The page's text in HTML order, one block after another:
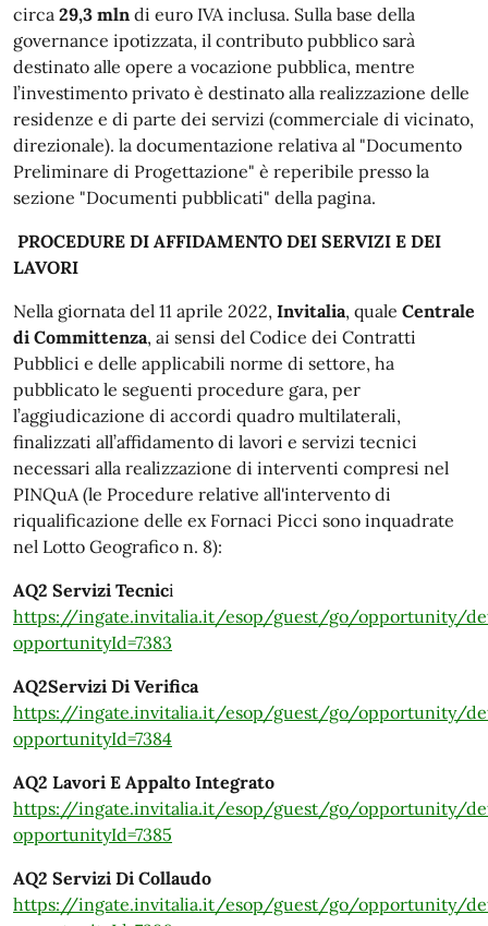
circa 29,3 mln di euro IVA inclusa. Sulla base della
governance ipotizzata, il contributo pubblico sarà
destinato alle opere a vocazione pubblica, mentre
l’investimento privato è destinato alla realizzazione delle
residenze e di parte dei servizi (commerciale di vicinato,
direzionale). la documentazione relativa al "Documento
Preliminare di Progettazione" è reperibile presso la
sezione "Documenti pubblicati" della pagina.
PROCEDURE DI AFFIDAMENTO DEI SERVIZI E DEI
LAVORI
Nella giornata del 11 aprile 2022, Invitalia, quale Centrale
di Committenza, ai sensi del Codice dei Contratti
Pubblici e delle applicabili norme di settore, ha
pubblicato le seguenti procedure gara, per
l’aggiudicazione di accordi quadro multilaterali,
finalizzati all’affidamento di lavori e servizi tecnici
necessari alla realizzazione di interventi compresi nel
PINQuA (le Procedure relative all'intervento di
riqualificazione delle ex Fornaci Picci sono inquadrate
nel Lotto Geografico n. 8):
AQ2 Servizi Tecnici
https://ingate.invitalia.it/esop/guest/go/opportunity/
opportunityId=7383
AQ2Servizi Di Verifica
https://ingate.invitalia.it/esop/guest/go/opportunity/
opportunityId=7384
AQ2 Lavori E Appalto Integrato
https://ingate.invitalia.it/esop/guest/go/opportunity/
opportunityId=7385
AQ2 Servizi Di Collaudo
https://ingate.invitalia.it/esop/guest/go/opportunity/